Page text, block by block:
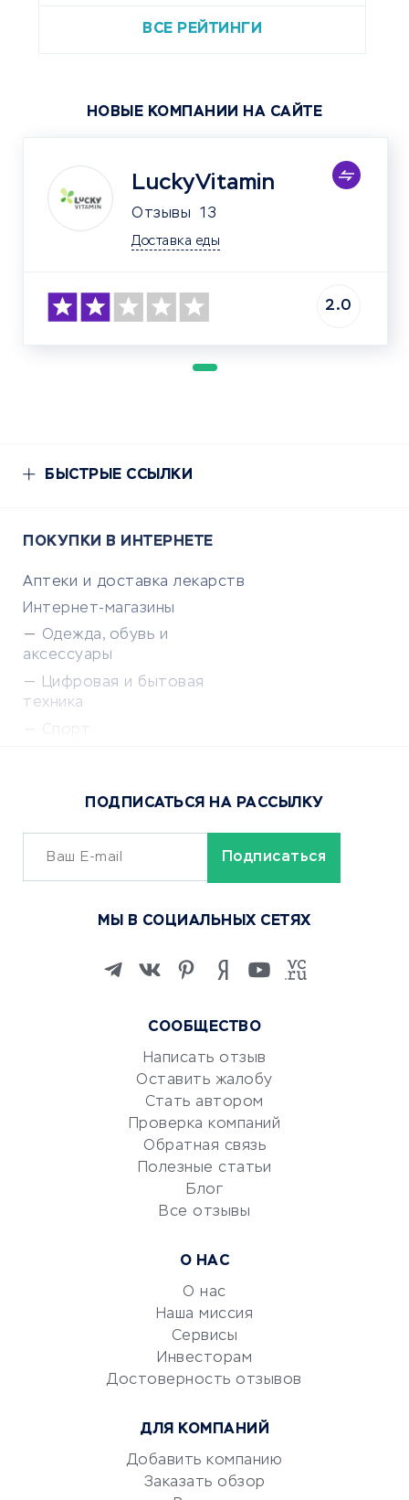
ВСЕ РЕЙТИНГИ
НОВЫЕ КОМПАНИИ НА САЙТЕ
LuckyVitamin
Отзывы 13
Доставка еды
2.0
БЫСТРЫЕ ССЫЛКИ
ПОКУПКИ В ИНТЕРНЕТЕ
Аптеки и доставка лекарств
Интернет-магазины
Одежда, обувь и
аксессуары
Цифровая и бытовая
техника
Сервисы доставки
ОБУЧЕНИЕ И РАБОТА
Изучение иностранных
Маркетинг и продажи
Репетиторство
Красота и здоровье
Сервисы по поиску работы
Сетевой маркетинг
УСЛУГИ ДЛЯ БИЗНЕСА
документооборот
Консалтинговые компании
Аудиторские компании
Бухгалтерия онлайн
СООБЩЕСТВО
Написать отзыв
Оставить жалобу
Стать автором
Проверка компаний
Обратная связь
Полезные статьи
Блог
Все отзывы
О НАС
О нас
Наша миссия
Сервисы
Инвесторам
Достоверность отзывов
ДЛЯ КОМПАНИЙ
Добавить компанию
Заказать обзор
ПОДПИСАТЬСЯ НА РАССЫЛКУ
МЫ В СОЦИАЛЬНЫХ СЕТЯХ